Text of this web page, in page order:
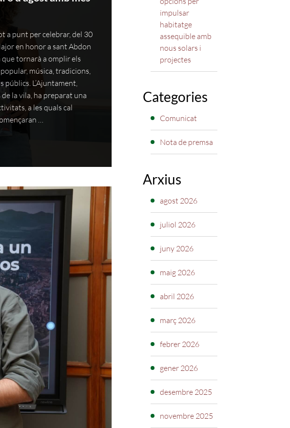
a punt per celebrar, del 30
en honor a sant Abdon
que tornarà a omplir els
música, tradicions,
L’Ajuntament,
la vila, ha preparat una
a les quals cal
…
impulsar
habitatge
assequible amb
nous solars i
projectes
Categories
Comunicat
Nota de premsa
Arxius
agost 2026
juliol 2026
juny 2026
maig 2026
abril 2026
març 2026
febrer 2026
gener 2026
desembre 2025
novembre 2025